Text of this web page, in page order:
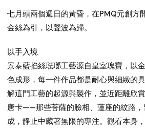
七月頭兩個週日的黃昏，在PMQ元創
金絲為引，以聲波為歸。
以手入境
景泰藍掐絲琺瑯工藝源自皇室瑰寶，以
色成形，每一件作品都是耐心與細緻的
解這門工藝的起源與製作，並近距離欣
唐卡——那些菩薩的臉相、蓮座的紋路
成，靜止中藏著無限的專注。觀看本身，